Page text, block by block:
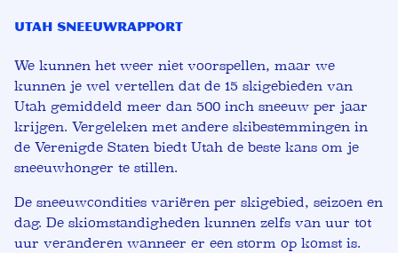
Utah Sneeuwrapport
We kunnen het weer niet voorspellen, maar we
kunnen je wel vertellen dat de 15 skigebieden van
Utah gemiddeld meer dan 500 inch sneeuw per jaar
krijgen. Vergeleken met andere skibestemmingen in
de Verenigde Staten biedt Utah de beste kans om je
sneeuwhonger te stillen.
De sneeuwcondities variëren per skigebied, seizoen en
dag. De skiomstandigheden kunnen zelfs van uur tot
uur veranderen wanneer er een storm op komst is.